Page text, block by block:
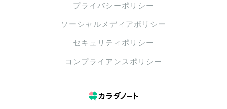
プライバシーポリシー
ソーシャルメディアポリシー
セキュリティポリシー
コンプライアンスポリシー